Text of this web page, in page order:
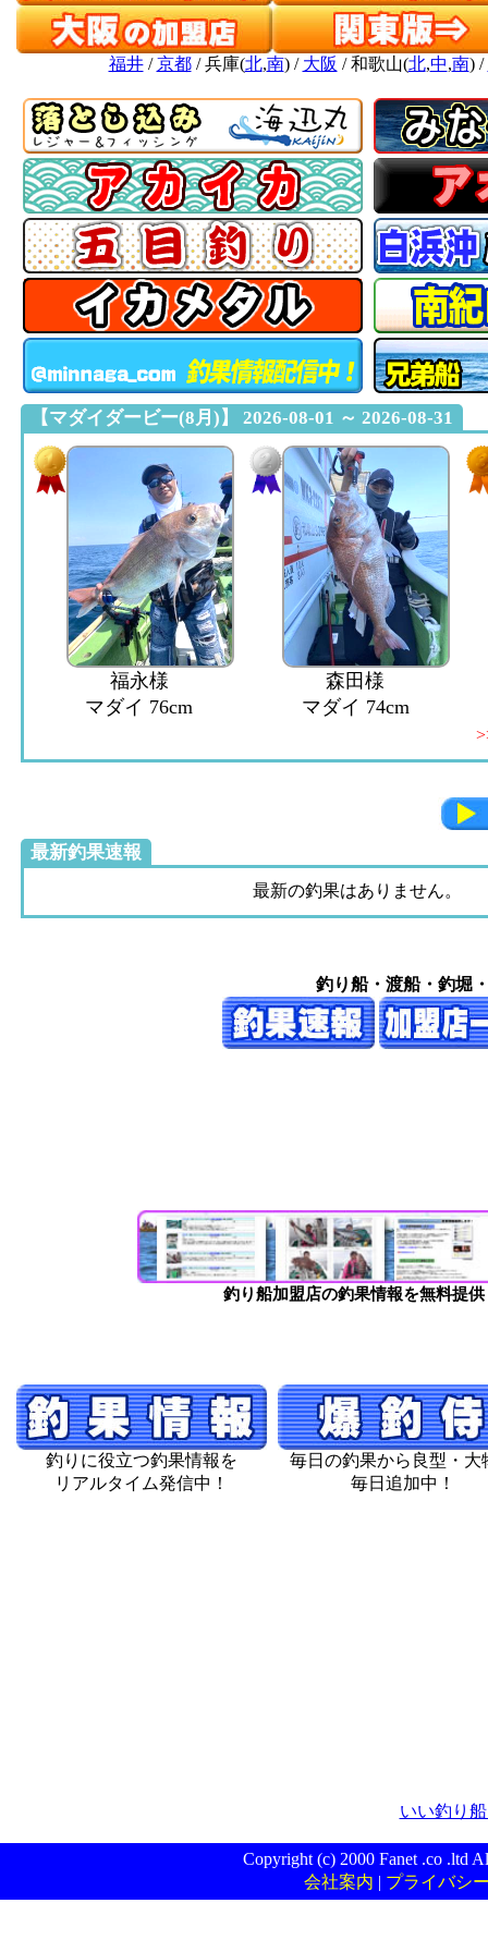
福井/京都/ 兵庫(北,南) / 大阪 / 和歌山(北,中,南) /
【マダイダービー(8月)】 2026-08-01 ～ 2026-08-31
福永様
マダイ 76cm
森田様
マダイ 74cm
最新釣果速報
最新の釣果はありません。
釣り船・渡船・釣堀
釣り船加盟店の釣果情報を無料提
釣りに役立つ釣果情報を
リアルタイム発信中！
毎日の釣果から良型・大
毎日追加中！
いい釣り
Copyright (c) 2000 Fanet .co .ltd
会社案内 | プライバシ